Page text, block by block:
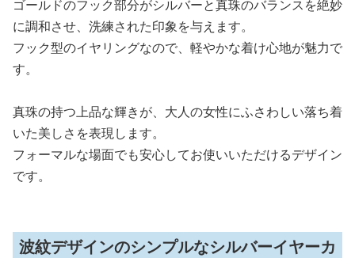
ゴールドのフック部分がシルバーと真珠のバランスを絶妙
に調和させ、洗練された印象を与えます。
フック型のイヤリングなので、軽やかな着け心地が魅力で
す。
真珠の持つ上品な輝きが、大人の女性にふさわしい落ち着
いた美しさを表現します。
フォーマルな場面でも安心してお使いいただけるデザイン
です。
波紋デザインのシンプルなシルバーイヤーカ